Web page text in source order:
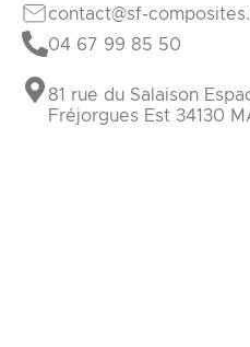
contact@sf-
04 67 99 85 50
81 rue du Salaison
Fréjorgues Est 34130